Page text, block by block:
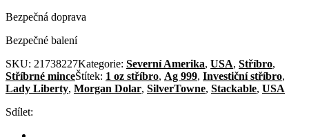
Bezpečná doprava
Bezpečné balení
SKU: 21738227Kategorie: Severní Amerika, USA, Stříbro,
Stříbrné minceŠtítek: 1 oz stříbro, Ag 999, Investiční stříbro,
Lady Liberty, Morgan Dolar, SilverTowne, Stackable, USA
Sdílet: